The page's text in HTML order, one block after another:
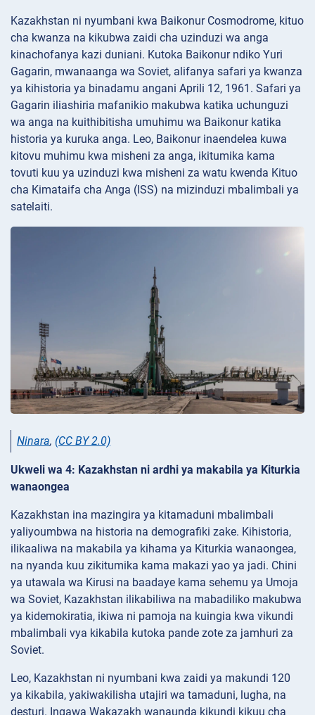
Kazakhstan ni nyumbani kwa Baikonur Cosmodrome, kituo
cha kwanza na kikubwa zaidi cha uzinduzi wa anga
kinachofanya kazi duniani. Kutoka Baikonur ndiko Yuri
Gagarin, mwanaanga wa Soviet, alifanya safari ya kwanza
ya kihistoria ya binadamu angani Aprili 12, 1961. Safari ya
Gagarin iliashiria mafanikio makubwa katika uchunguzi
wa anga na kuithibitisha umuhimu wa Baikonur katika
historia ya kuruka anga. Leo, Baikonur inaendelea kuwa
kitovu muhimu kwa misheni za anga, ikitumika kama
tovuti kuu ya uzinduzi kwa misheni za watu kwenda Kituo
cha Kimataifa cha Anga (ISS) na mizinduzi mbalimbali ya
satelaiti.
Ninara, (CC BY 2.0)
Ukweli wa 4: Kazakhstan ni ardhi ya makabila ya Kiturkia
wanaongea
Kazakhstan ina mazingira ya kitamaduni mbalimbali
yaliyoumbwa na historia na demografiki zake. Kihistoria,
ilikaaliwa na makabila ya kihama ya Kiturkia wanaongea,
na nyanda kuu zikitumika kama makazi yao ya jadi. Chini
ya utawala wa Kirusi na baadaye kama sehemu ya Umoja
wa Soviet, Kazakhstan ilikabiliwa na mabadiliko makubwa
ya kidemokiratia, ikiwa ni pamoja na kuingia kwa vikundi
mbalimbali vya kikabila kutoka pande zote za jamhuri za
Soviet.
Leo, Kazakhstan ni nyumbani kwa zaidi ya makundi 120
ya kikabila, yakiwakilisha utajiri wa tamaduni, lugha, na
desturi. Ingawa Wakazakh wanaunda kikundi kikuu cha